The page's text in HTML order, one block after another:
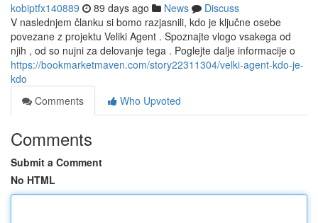
kobiptfx140889 89 days ago News
Discuss
V naslednjem članku si bomo razjasnili, kdo je ključne osebe
povezane z projektu Veliki Agent . Spoznajte vlogo vsakega od
njih , od so nujni za delovanje tega . Poglejte dalje informacije o
https://bookmarketmaven.com/story22311304/velki-agent-kdo-je-
kdo
Comments
Who Upvoted
Comments
Submit a Comment
No HTML